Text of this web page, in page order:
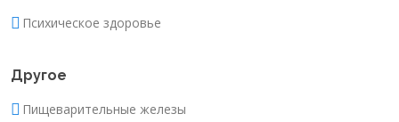
Психическое здоровье
Другое
Пищеварительные железы